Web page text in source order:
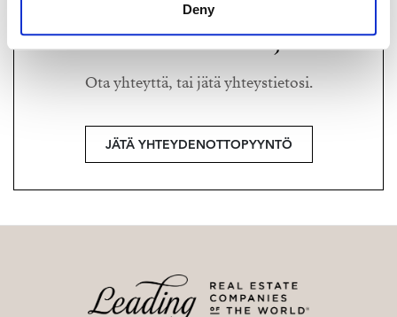
Deny
Haluatko lisätietoja?
Ota yhteyttä, tai jätä yhteystietosi.
JÄTÄ YHTEYDENOTTOPYYNTÖ